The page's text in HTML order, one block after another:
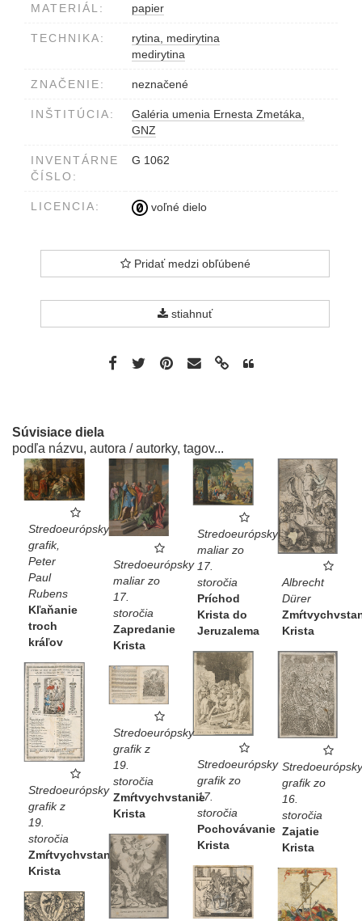
MATERIÁL: papier
TECHNIKA:
rytina, medirytina
medirytina
ZNAČENIE: neznačené
INŠTITÚCIA:
Galéria umenia Ernesta Zmetáka,
GNZ
INVENTÁRNE
ČÍSLO:
G 1062
LICENCIA: voľné dielo
Pridať medzi obľúbené
stiahnuť
Súvisiace diela
podľa názvu, autora / autorky, tagov...
Stredoeurópsky
grafik,
Peter
Paul
Rubens
Kľaňanie
troch
kráľov
Stredoeurópsky
maliar zo
17.
storočia
Zapredanie
Krista
Stredoeurópsky
maliar zo
17.
storočia
Príchod
Krista do
Jeruzalema
Albrecht
Dürer
Krista
Stredoeurópsky
grafik zo
16.
storočia
Zajatie
Krista
Stredoeurópsky
grafik zo
17.
storočia
Pochovávanie
Krista
Stredoeurópsky
grafik z
19.
storočia
Zmŕtvychvstanie
Krista
Stredoeurópsky
grafik z
19.
storočia
Zmŕtvychvstanie
Krista